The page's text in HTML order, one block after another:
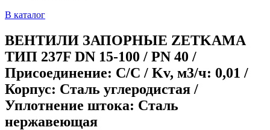
В каталог
ВЕНТИЛИ ЗАПОРНЫЕ ZETKAMA
ТИП 237F DN 15-100 / PN 40 /
Присоединение: С/С / Kv, м3/ч: 0,01 /
Корпус: Сталь углеродистая /
Уплотнение штока: Сталь
нержавеющая